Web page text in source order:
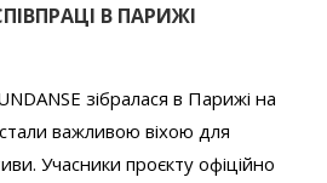
В ПАРИЖІ
зібралася в Парижі на
стали важливою віхою для
Учасники проєкту офіційно